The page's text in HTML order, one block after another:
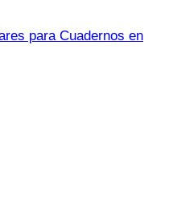
para Cuadernos en